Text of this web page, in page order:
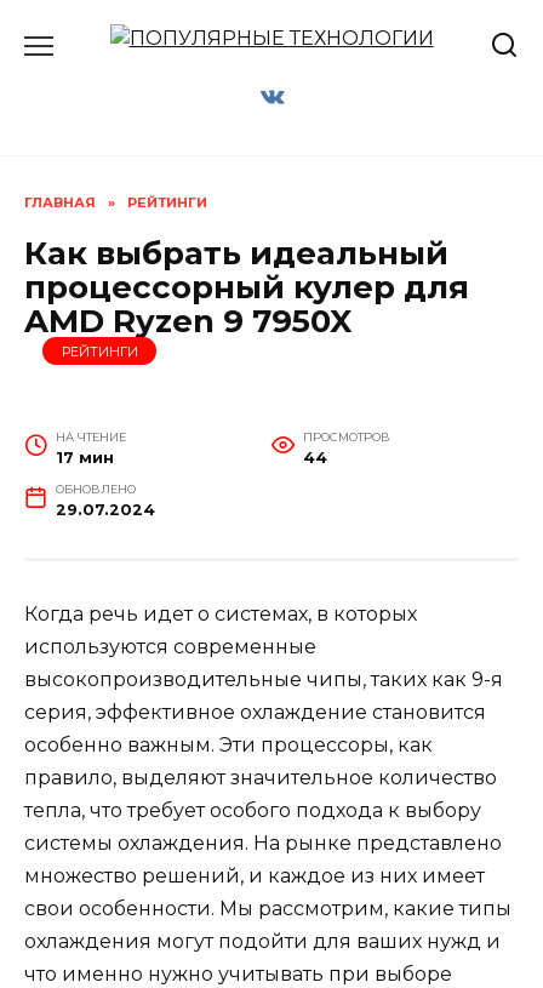
ГЛАВНАЯ » РЕЙТИНГИ
Как выбрать идеальный
процессорный кулер для
AMD Ryzen 9 7950X
РЕЙТИНГИ
НА ЧТЕНИЕ
17 мин
ПРОСМОТРОВ
44
ОБНОВЛЕНО
29.07.2024
Когда речь идет о системах, в которых
используются современные
высокопроизводительные чипы, таких как 9-я
серия, эффективное охлаждение становится
особенно важным. Эти процессоры, как
правило, выделяют значительное количество
тепла, что требует особого подхода к выбору
системы охлаждения. На рынке представлено
множество решений, и каждое из них имеет
свои особенности. Мы рассмотрим, какие типы
охлаждения могут подойти для ваших нужд и
что именно нужно учитывать при выборе